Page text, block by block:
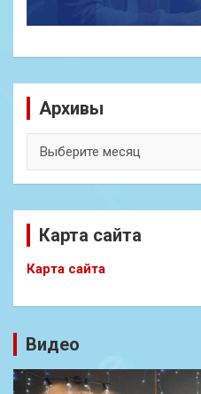
Архивы
Карта сайта
Карта сайта
Видео